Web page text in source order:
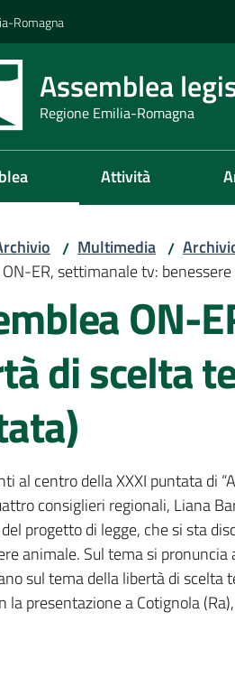
Romagna
Assemblea
Regione Emilia-Romagna
Attività
/ Multimedia /
ER, settimanale tv:
ON-
di scelta
al centro della XXXI puntata di
consiglieri regionali, Liana
progetto di legge, che si sta
animale. Sul tema si
sul tema della libertà di scelta
la presentazione a Cotignola